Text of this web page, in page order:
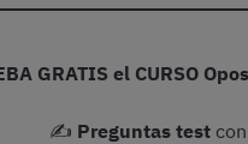
GRATIS el CURSO
✍️ Preguntas test